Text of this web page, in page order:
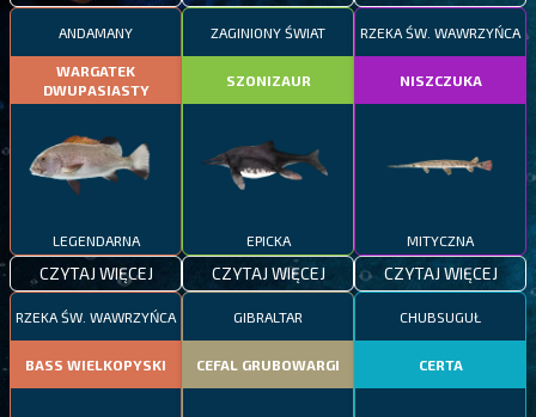
ANDAMANY
WARGATEK
DWUPASIASTY
LEGENDARNA
CZYTAJ WIĘCEJ
ZAGINIONY ŚWIAT
SZONIZAUR
EPICKA
CZYTAJ WIĘCEJ
RZEKA ŚW. WAWRZYŃCA
NISZCZUKA
MITYCZNA
CZYTAJ WIĘCEJ
RZEKA ŚW. WAWRZYŃCA
BASS WIELKOPYSKI
GIBRALTAR
CEFAL GRUBOWARGI
CHUBSUGUŁ
CERTA